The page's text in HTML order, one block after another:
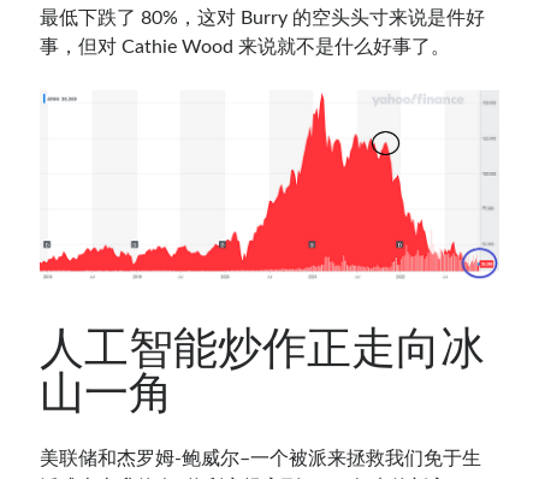
最低下跌了 80%，这对 Burry 的空头头寸来说是件好
事，但对 Cathie Wood 来说就不是什么好事了。
人工智能炒作正走向冰
山一角
美联储和杰罗姆-鲍威尔–一个被派来拯救我们免于生